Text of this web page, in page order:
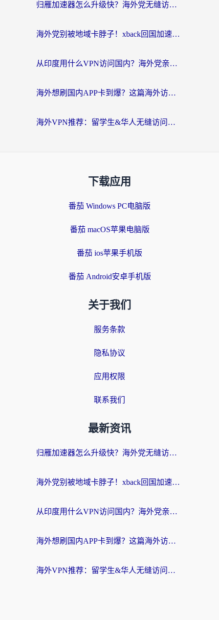
归雁加速器怎么升级快？海外党无缝访问国内资源的全攻略（附免费VPN推荐Dcard热门款）
海外党别被地域卡脖子！xback回国加速器选择全攻略，轻松刷剧玩国服
从印度用什么VPN访问国内？海外党亲测的无缝回国上网指南
海外想刷国内APP卡到爆？这篇海外访问国内服务器加速指南帮你解决所有问题
海外VPN推荐：留学生&华人无缝访问国内资源的避坑指南
下载应用
番茄 Windows PC电脑版
番茄 macOS苹果电脑版
番茄 ios苹果手机版
番茄 Android安卓手机版
关于我们
服务条款
隐私协议
应用权限
联系我们
最新资讯
归雁加速器怎么升级快？海外党无缝访问国内资源的全攻略（附免费VPN推荐Dcard热门款）
海外党别被地域卡脖子！xback回国加速器选择全攻略，轻松刷剧玩国服
从印度用什么VPN访问国内？海外党亲测的无缝回国上网指南
海外想刷国内APP卡到爆？这篇海外访问国内服务器加速指南帮你解决所有问题
海外VPN推荐：留学生&华人无缝访问国内资源的避坑指南